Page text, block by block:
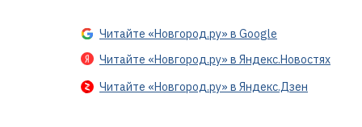
Читайте «Новгород.ру» в Google
Читайте «Новгород.ру» в Яндекс.Новостях
Читайте «Новгород.ру» в Яндекс.Дзен